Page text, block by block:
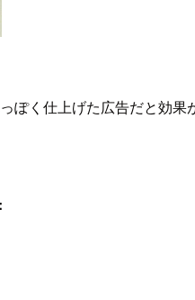
く仕上げた広告だと効果